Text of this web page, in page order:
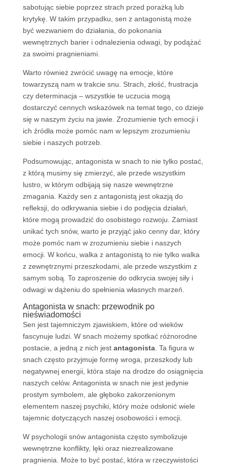
sabotując siebie poprzez strach przed porażką lub
krytykę. W takim przypadku, sen z antagonistą może
być wezwaniem do działania, do pokonania
wewnętrznych barier i odnalezienia odwagi, by podążać
za swoimi pragnieniami.
Warto również zwrócić uwagę na emocje, które
towarzyszą nam w trakcie snu. Strach, złość, frustracja
czy determinacja – wszystkie te uczucia mogą
dostarczyć cennych wskazówek na temat tego, co dzieje
się w naszym życiu na jawie. Zrozumienie tych emocji i
ich źródła może pomóc nam w lepszym zrozumieniu
siebie i naszych potrzeb.
Podsumowując, antagonista w snach to nie tylko postać,
z którą musimy się zmierzyć, ale przede wszystkim
lustro, w którym odbijają się nasze wewnętrzne
zmagania. Każdy sen z antagonistą jest okazją do
refleksji, do odkrywania siebie i do podjęcia działań,
które mogą prowadzić do osobistego rozwoju. Zamiast
unikać tych snów, warto je przyjąć jako cenny dar, który
może pomóc nam w zrozumieniu siebie i naszych
emocji. W końcu, walka z antagonistą to nie tylko walka
z zewnętrznymi przeszkodami, ale przede wszystkim z
samym sobą. To zaproszenie do odkrycia swojej siły i
odwagi w dążeniu do spełnienia własnych marzeń.
Antagonista w snach: przewodnik po
nieświadomości
Sen jest tajemniczym zjawiskiem, które od wieków
fascynuje ludzi. W snach możemy spotkać różnorodne
postacie, a jedną z nich jest antagonista. Ta figura w
snach często przyjmuje formę wroga, przeszkody lub
negatywnej energii, która staje na drodze do osiągnięcia
naszych celów. Antagonista w snach nie jest jedynie
prostym symbolem, ale głęboko zakorzenionym
elementem naszej psychiki, który może odsłonić wiele
tajemnic dotyczących naszej osobowości i emocji.
W psychologii snów antagonista często symbolizuje
wewnętrzne konflikty, lęki oraz niezrealizowane
pragnienia. Może to być postać, która w rzeczywistości